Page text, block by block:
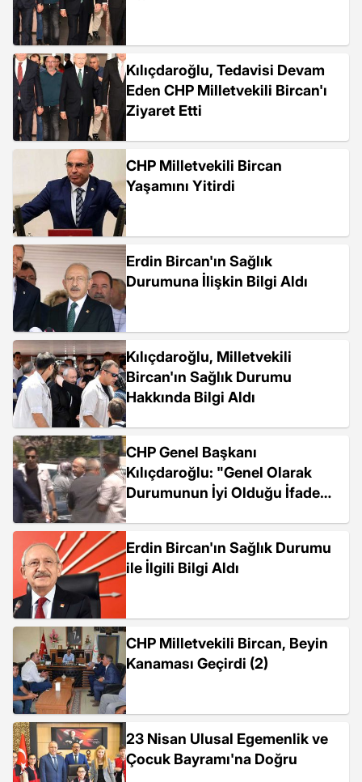
Kılıçdaroğlu, Tedavisi Devam
Eden CHP Milletvekili Bircan'ı
Ziyaret Etti
CHP Milletvekili Bircan
Yaşamını Yitirdi
Erdin Bircan'ın Sağlık
Durumuna İlişkin Bilgi Aldı
Kılıçdaroğlu, Milletvekili
Bircan'ın Sağlık Durumu
Hakkında Bilgi Aldı
CHP Genel Başkanı
Kılıçdaroğlu: "Genel Olarak
Durumunun İyi Olduğu İfade
Erdin Bircan'ın Sağlık Durumu
ile İlgili Bilgi Aldı
CHP Milletvekili Bircan, Beyin
Kanaması Geçirdi (2)
23 Nisan Ulusal Egemenlik ve
Çocuk Bayramı'na Doğru